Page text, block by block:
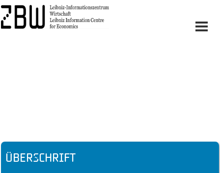
Überschrift